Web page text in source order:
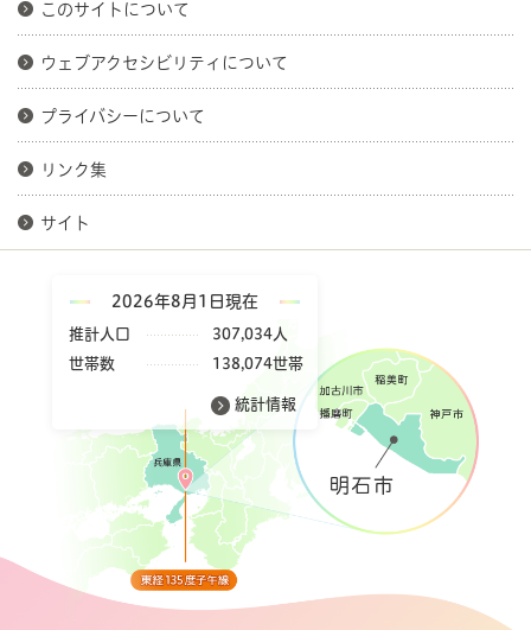
このサイトについて
ウェブアクセシビリティについて
プライバシーについて
リンク集
サイト
2026年8月1日現在
推計人口
307,034人
世帯数
138,074世帯
統計情報